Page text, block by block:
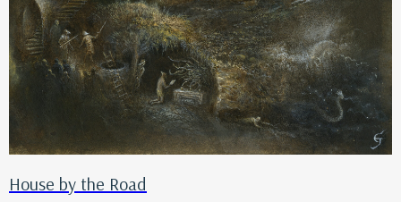
House by the Road